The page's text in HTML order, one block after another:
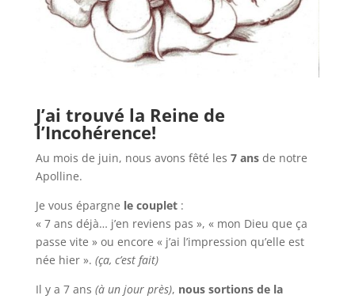
J’ai trouvé la Reine de
l’Incohérence!
Au mois de juin, nous avons fêté les 7 ans de notre
Apolline.
Je vous épargne le couplet:
« 7 ans déjà… j’en reviens pas », « mon Dieu que ça
passe vite » ou encore « j’ai l’impression qu’elle est
née hier ». (ça, c’est fait)
Il y a 7 ans (à un jour près), nous sortions de la